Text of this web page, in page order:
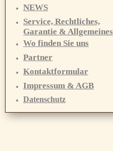
NEWS
Service, Rechtliches,
Garantie & Allgemeines
Wo finden Sie uns
Partner
Kontaktformular
Impressum & AGB
Datenschutz